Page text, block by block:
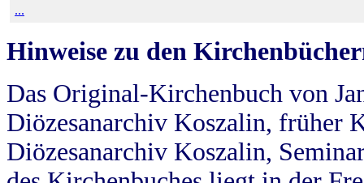
...
Hinweise zu den
Das Original-Kirchenbuch von
Diözesanarchiv Koszalin, früher
Diözesanarchiv Koszalin,